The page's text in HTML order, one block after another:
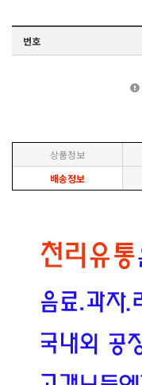
번호
상품정보
배송정보